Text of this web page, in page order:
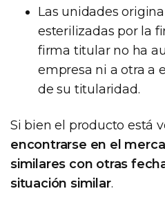
Las unidades
esterilizadas por la
firma titular no ha
empresa ni a otra a
de su titularidad.
Si bien el producto está
encontrarse en el
similares con otras
situación similar.